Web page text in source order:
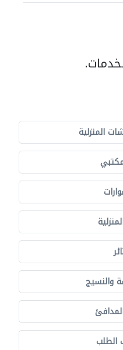
المنزلية
والنسيج
الطلب